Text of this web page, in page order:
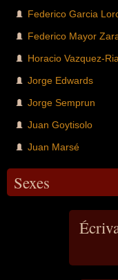
Federico Garcia
Federico Mayor
Horacio Vazquez-
Jorge Edwards
Jorge Semprun
Juan Goytisolo
Juan Marsé
Sexes